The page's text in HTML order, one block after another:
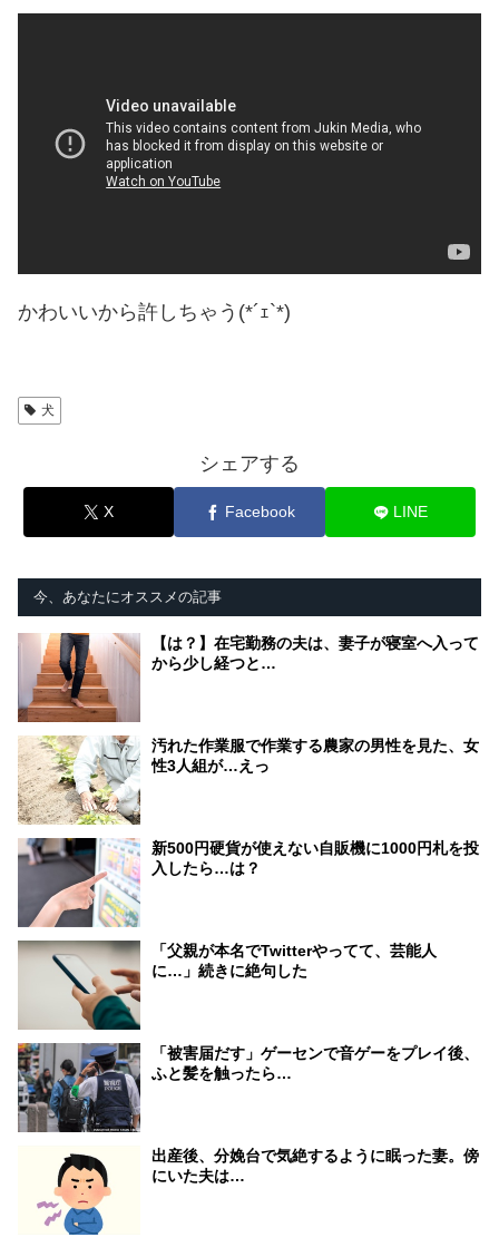
かわいいから許しちゃう(*´ｪ`*)
犬
シェアする
X Facebook LINE
今、あなたにオススメの記事
【は？】在宅勤務の夫は、妻子が寝室へ入って
から少し経つと…
汚れた作業服で作業する農家の男性を見た、女
性3人組が…えっ
新500円硬貨が使えない自販機に1000円札を投
入したら…は？
「父親が本名でTwitterやってて、芸能人
に…」続きに絶句した
「被害届だす」ゲーセンで音ゲーをプレイ後、
ふと髪を触ったら…
出産後、分娩台で気絶するように眠った妻。傍
にいた夫は…